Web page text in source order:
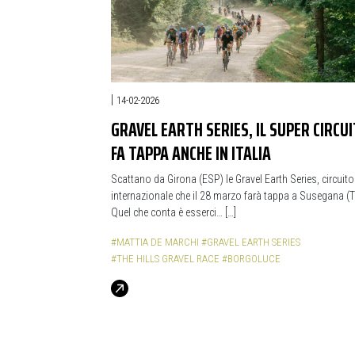
| 14-02-2026
GRAVEL EARTH SERIES, IL SUPER
FA TAPPA ANCHE IN ITALIA
Scattano da Girona (ESP) le Gravel Earth Series, circuito
internazionale che il 28 marzo farà tappa a Susegana
Quel che conta è esserci… […]
#MATTIA DE MARCHI #GRAVEL EARTH SERIES
#THE HILLS GRAVEL RACE #BORGOLUCE